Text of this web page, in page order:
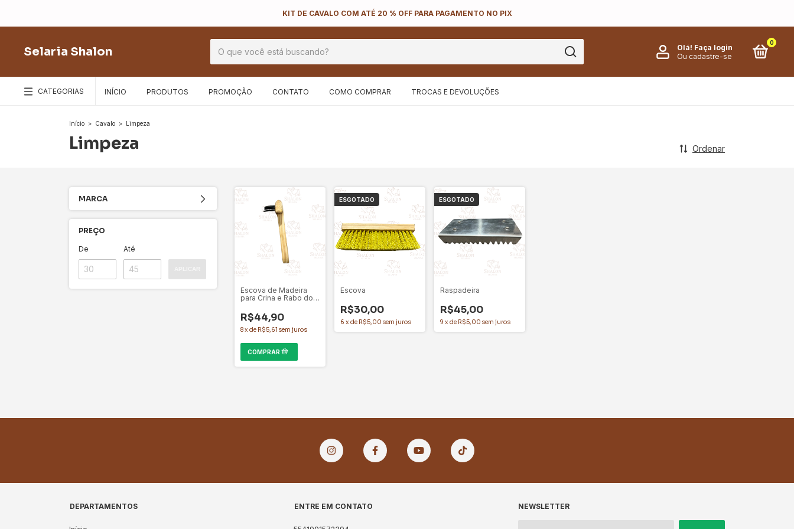
KIT DE CAVALO COM ATÉ 20 % OFF PARA PAGAMENTO NO PIX
Selaria Shalon Olá! Faça login
Ou cadastre-se
0
CATEGORIAS INÍCIO PRODUTOS PROMOÇÃO CONTATO COMO COMPRAR TROCAS E DEVOLUÇÕES
Início > Cavalo > Limpeza
Limpeza Ordenar
MARCA
PREÇO
De Até
Escova de Madeira
para Crina e Rabo do
R$44,90
8xde R$5,61 sem juros
ESGOTADO
Escova
R$30,00
6 xde R$5,00 sem juros
ESGOTADO
Raspadeira
R$45,00
9 xde R$5,00 sem juros
DEPARTAMENTOS ENTRE EM CONTATO NEWSLETTER